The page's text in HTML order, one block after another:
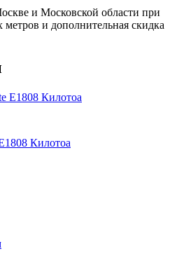
и Московской области при
и дополнительная скидка
Килотоа